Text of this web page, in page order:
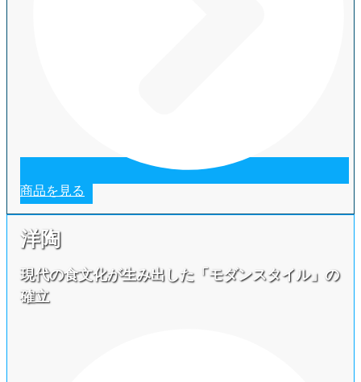
商品を見る
洋陶
現代の食文化が生み出した「モダンスタイル」の
確立